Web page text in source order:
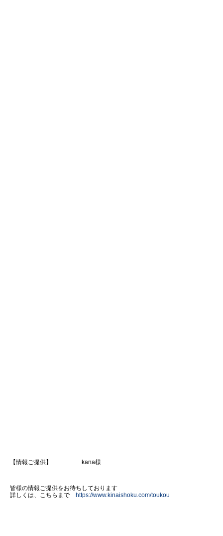
【情報ご提供】 kana様
皆様の情報ご提供をお待ちしております
詳しくは、こちらまで https://www.kinaishoku.com/toukou